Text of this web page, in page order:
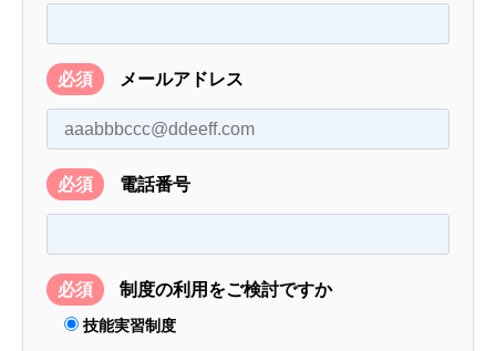
必須 メールアドレス
必須 電話番号
必須 制度の利用をご検討ですか
技能実習制度